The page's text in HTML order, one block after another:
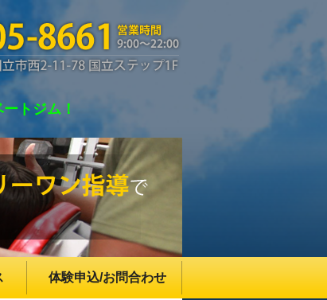
ア)国立
トジム！
体験申込/お問合わせ